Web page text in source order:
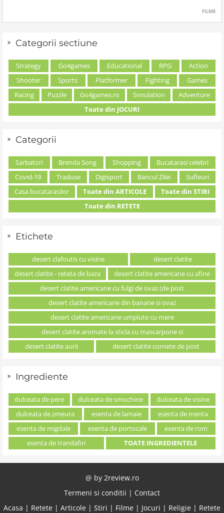
FILME
Categorii sectiune
Strategy Go4games Educational RPG
Action
Shooter
Sports Platformer Fighting
Games
Racing
Puzzle Go4games.ro Simulation
Adventure
Toate din JOCURI
Categorii
Sarbatori Brenda Song Shopping
Bucatarasi celebri
Covid-19
Traduse Digisport Bancul Zilei
Sufleuri
Casa bucatarasilor
Toate din ARTICOLE
Toate din STIRI
Toate din RETETE
Etichete
desert clafoutis cu visine
desert clatite
desert clatite - reteta de baza
desert clatite americane cu afine
desert clatite americane cu fulgi de ovaz (de post
desert clatite americane din banane si ovaz
desert clatite americane umplute cu mere
desert clatite aromate la sticla cu mascarpone si
desert clatite aurii
desert clatite cornete de post
Ingrediente
dulceata de pere dulceata de smochine
dulceata de visine
dulceata de zmeura
esenta de lamaie
esenta de menta
esenta de migdale
esenta de portocale
esenta de rom
esenta de trandafiri
TOATE INGREDIENTELE
@ by 2review.ro
Termeni si conditii | Contact
Acasa | Retete | Articole | Stiri | Filme | Jocuri | Religie | Retete